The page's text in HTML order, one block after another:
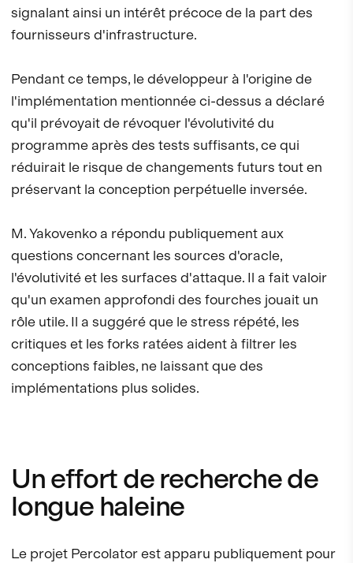
signalant ainsi un intérêt précoce de la part des
fournisseurs d'infrastructure.
Pendant ce temps, le développeur à l'origine de
l'implémentation mentionnée ci-dessus a déclaré
qu'il prévoyait de révoquer l'évolutivité du
programme après des tests suffisants, ce qui
réduirait le risque de changements futurs tout en
préservant la conception perpétuelle inversée.
M. Yakovenko a répondu publiquement aux
questions concernant les sources d'oracle,
l'évolutivité et les surfaces d'attaque. Il a fait valoir
qu'un examen approfondi des fourches jouait un
rôle utile. Il a suggéré que le stress répété, les
critiques et les forks ratées aident à filtrer les
conceptions faibles, ne laissant que des
implémentations plus solides.
Un effort de recherche de
longue haleine
Le projet Percolator est apparu publiquement pour